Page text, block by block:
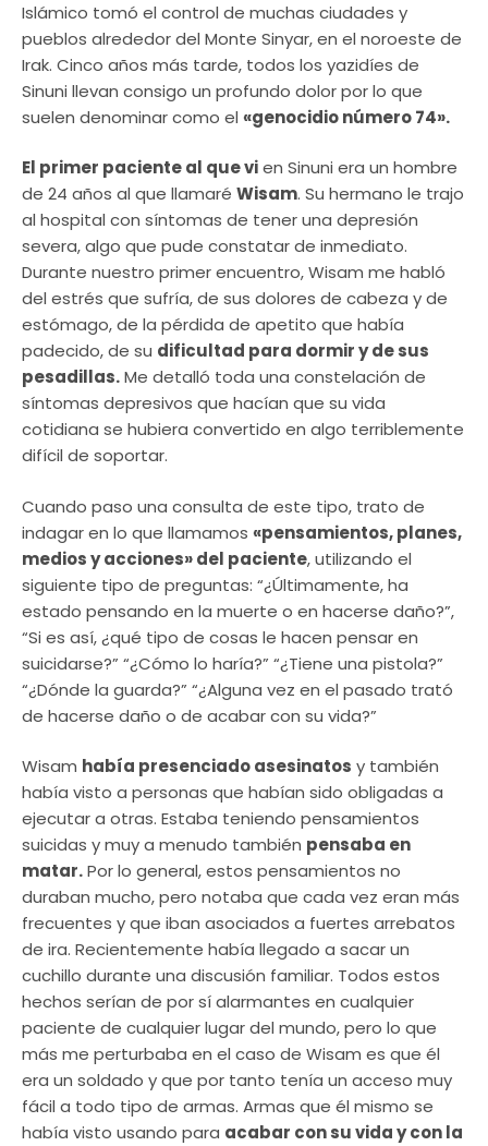
Islámico tomó el control de muchas ciudades y
pueblos alrededor del Monte Sinyar, en el noroeste de
Irak. Cinco años más tarde, todos los yazidíes de
Sinuni llevan consigo un profundo dolor por lo que
suelen denominar como el «genocidio número 74».
El primer paciente al que vien Sinuni era un hombre
de 24 años al que llamaré Wisam. Su hermano le trajo
al hospital con síntomas de tener una depresión
severa, algo que pude constatar de inmediato.
Durante nuestro primer encuentro, Wisam me habló
del estrés que sufría, de sus dolores de cabeza y de
estómago, de la pérdida de apetito que había
padecido, de su dificultad para dormir y de sus
pesadillas.Me detalló toda una constelación de
síntomas depresivos que hacían que su vida
cotidiana se hubiera convertido en algo terriblemente
difícil de soportar.
Cuando paso una consulta de este tipo, trato de
indagar en lo que llamamos «pensamientos, planes,
medios y acciones» del paciente, utilizando el
siguiente tipo de preguntas: “¿Últimamente, ha
estado pensando en la muerte o en hacerse daño?”,
“Si es así, ¿qué tipo de cosas le hacen pensar en
suicidarse?” “¿Cómo lo haría?” “¿Tiene una pistola?”
“¿Dónde la guarda?” “¿Alguna vez en el pasado trató
de hacerse daño o de acabar con su vida?”
Wisam había presenciado asesinatos y también
había visto a personas que habían sido obligadas a
ejecutar a otras. Estaba teniendo pensamientos
suicidas y muy a menudo también pensaba en
matar.Por lo general, estos pensamientos no
duraban mucho, pero notaba que cada vez eran más
frecuentes y que iban asociados a fuertes arrebatos
de ira. Recientemente había llegado a sacar un
cuchillo durante una discusión familiar. Todos estos
hechos serían de por sí alarmantes en cualquier
paciente de cualquier lugar del mundo, pero lo que
más me perturbaba en el caso de Wisam es que él
era un soldado y que por tanto tenía un acceso muy
fácil a todo tipo de armas. Armas que él mismo se
había visto usando para acabar con su vida y con la